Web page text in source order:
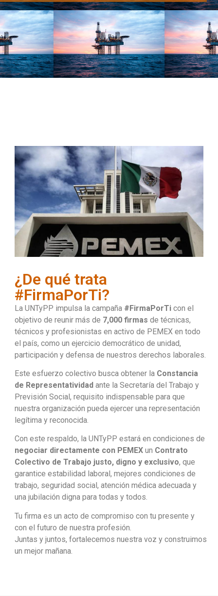
¿De qué trata
#FirmaPorTi?
La UNTyPP impulsa la campaña #FirmaPorTi con el
objetivo de reunir más de 7,000 firmas de técnicas,
técnicos y profesionistas en activo de PEMEX en todo
el país, como un ejercicio democrático de unidad,
participación y defensa de nuestros derechos laborales.
Este esfuerzo colectivo busca obtener la Constancia
de Representatividad ante la Secretaría del Trabajo y
Previsión Social, requisito indispensable para que
nuestra organización pueda ejercer una representación
legítima y reconocida.
Con este respaldo, la UNTyPP estará en condiciones de
negociar directamente con PEMEX un Contrato
Colectivo de Trabajo justo, digno y exclusivo, que
garantice estabilidad laboral, mejores condiciones de
trabajo, seguridad social, atención médica adecuada y
una jubilación digna para todas y todos.
Tu firma es un acto de compromiso con tu presente y
con el futuro de nuestra profesión.
Juntas y juntos, fortalecemos nuestra voz y construimos
un mejor mañana.